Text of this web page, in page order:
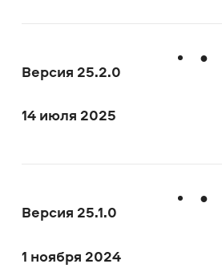
Версия 25.2.0
14 июля 2025
Версия 25.1.0
1 ноября 2024